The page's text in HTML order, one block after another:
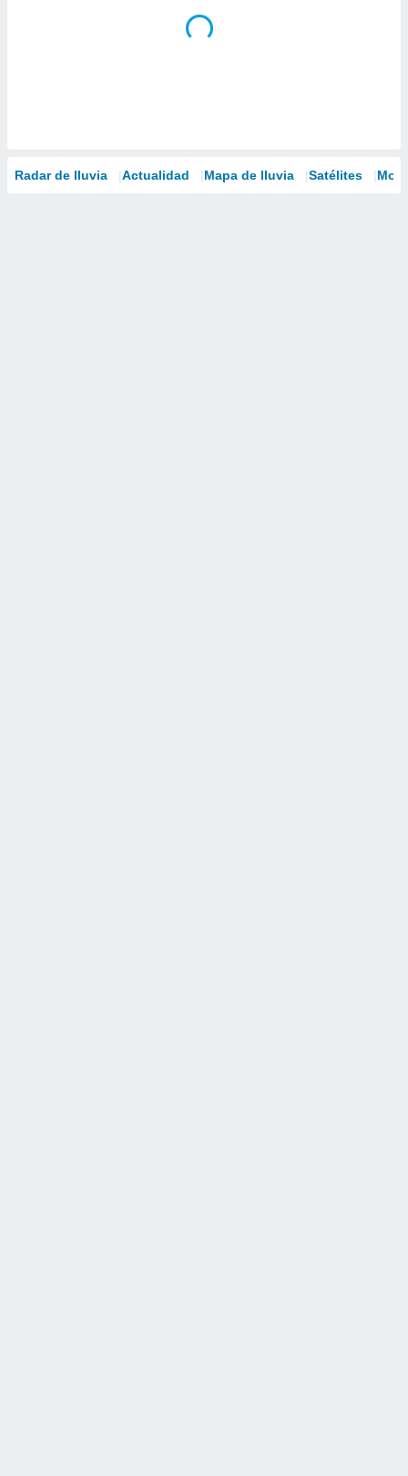
Radar de lluvia Actualidad Mapa de lluvia Satélites